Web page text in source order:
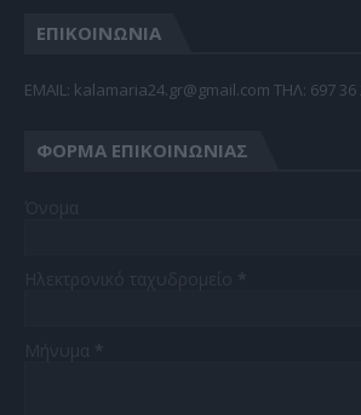
ΕΠΙΚΟΙΝΩΝΙΑ
EMAIL: kalamaria24.gr@gmail.com TΗΛ: 697 36
ΦΌΡΜΑ ΕΠΙΚΟΙΝΩΝΊΑΣ